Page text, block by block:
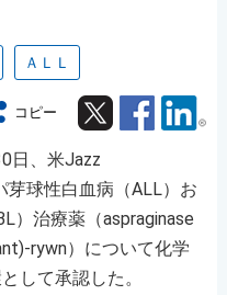
ＡＬＬ
コピー Twitter Facebook
日、米Jazz
芽球性白血病（ALL）お
）治療薬（aspraginase
rywn）について化学
して承認した。